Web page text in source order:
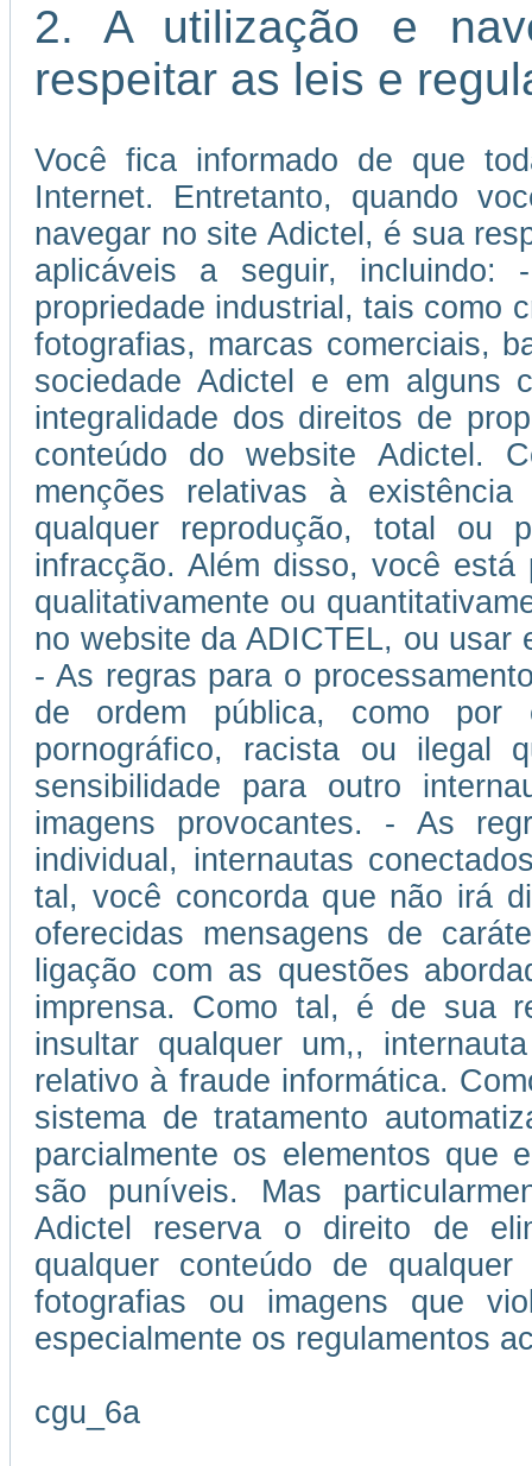
2. A utilização e
respeitar as leis e
Você fica informado de que
Internet. Entretanto, quando
navegar no site Adictel, é sua
aplicáveis a seguir,
propriedade industrial, tais como
fotografias, marcas comerciais,
sociedade Adictel e em alguns
integralidade dos direitos de
conteúdo do website Adictel.
menções relativas à
qualquer reprodução, total ou
infracção. Além disso, você
qualitativamente ou
no website da ADICTEL, ou usar
- As regras para o
de ordem pública, como por
pornográfico, racista ou ilegal
sensibilidade para outro
imagens provocantes. - As
individual, internautas
tal, você concorda que não irá
oferecidas mensagens de
ligação com as questões
imprensa. Como tal, é de sua
insultar qualquer um,,
relativo à fraude informática.
sistema de tratamento
parcialmente os elementos que
são puníveis. Mas
Adictel reserva o direito de
qualquer conteúdo de
fotografias ou imagens que
especialmente os regulamentos
cgu_6a